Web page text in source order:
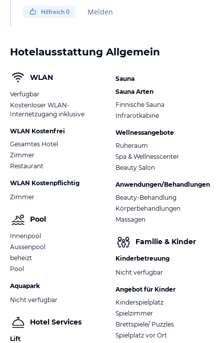
und elektrischem Kaminfeuer ist ideal für ein
Hilfreich0 Melden
Hotelausstattung Allgemein
WLAN
Verfügbar
Kostenloser WLAN-
Internetzugang inklusive
WLAN Kostenfrei
Gesamtes Hotel
Zimmer
Restaurant
WLAN Kostenpflichtig
Zimmer
Pool
Innenpool
Aussenpool
beheizt
Pool
Aquapark
Nicht verfügbar
Hotel Services
Lift
Sauna
Sauna Arten
Finnische Sauna
Infrarotkabine
Wellnessangebote
Ruheraum
Spa & Wellnesscenter
Beauty Salon
Anwendungen/Behandlungen
Beauty-Behandlung
Körperbehandlungen
Massagen
Familie & Kinder
Kinderbetreuung
Nicht verfügbar
Angebot für Kinder
Kinderspielplatz
Spielzimmer
Brettspiele/ Puzzles
Spielplatz vor Ort